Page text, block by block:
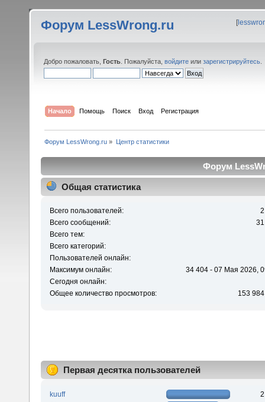
Форум LessWrong.ru [
Добро пожаловать, Гость . Пожалуйста, войдите или зарегистрируйтесь
Начало Помощь Поиск Вход Регистрация
Форум LessWrong.ru » Центр статистики
Форум
Общая статистика
Всего пользователей:
Всего сообщений:
Всего тем:
Всего категорий:
Пользователей онлайн:
Максимум онлайн:
34 404 - 07 Мая 2026,
Сегодня онлайн:
Общее количество просмотров:
153
Первая десятка пользователей
kuuff